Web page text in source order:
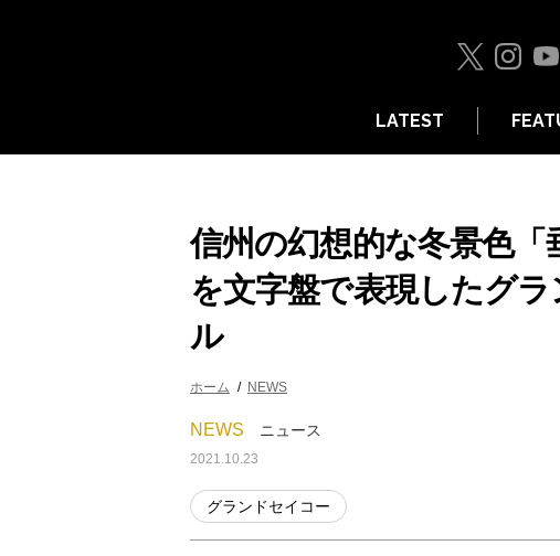
LATEST
信州の幻想的な冬景色「
を文字盤で表現したグ
ル
ホーム NEWS
NEWS ニュース
2021.10.23
グランドセイコー